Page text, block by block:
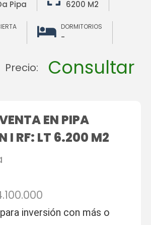
Pipa 6200 M2
DORMITORIOS
-
Precio: Consultar
EN PIPA
I RF: LT 6.200 M2
inversión con más o